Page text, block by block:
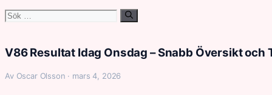
Sök
V86 Resultat Idag Onsdag – Snabb Översikt och
Av Oscar Olsson · mars 4, 2026